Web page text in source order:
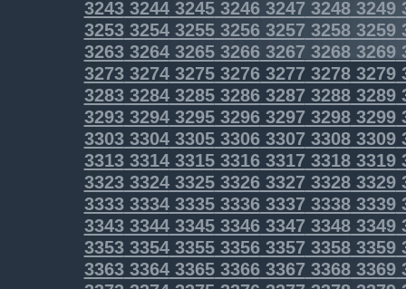
32433244324532463247 32483249
32533254325532563257 32583259
32633264326532663267 32683269
3273327432753276327732783279
3283328432853286328732883289
3293329432953296329732983299
3303330433053306330733083309
3313331433153316331733183319
3323332433253326332733283329
3333333433353336333733383339
3343334433453346334733483349
3353335433553356335733583359
3363336433653366336733683369